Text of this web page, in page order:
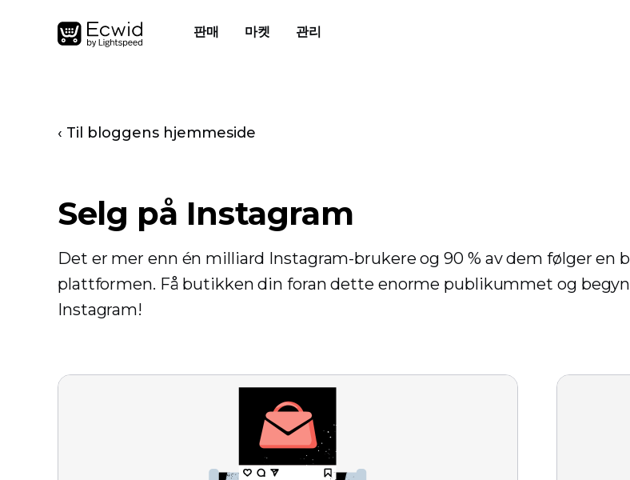
판매 마켓 관리
‹ Til bloggens hjemmeside
Selg på Instagram
Det er mer enn én milliard Instagram-brukere og 90 % av dem følger en
plattformen. Få butikken din foran dette enorme publikummet og
Instagram!